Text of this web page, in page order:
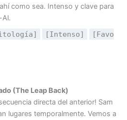
como sea. Intenso y clave para
Al.
[Intenso]
[Favo
(The Leap Back)
directa del anterior! Sam
lugares temporalmente. Vemos a